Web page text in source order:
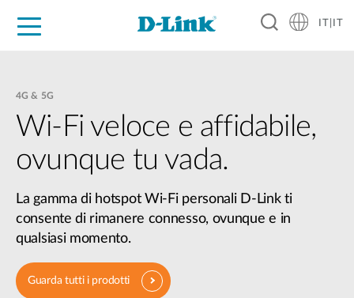
IT|IT
4G & 5G
Wi-Fi veloce e affidabile,
ovunque tu vada.
La gamma di hotspot Wi-Fi personali D-Link ti
consente di rimanere connesso, ovunque e in
qualsiasi momento.
Guarda tutti i prodotti